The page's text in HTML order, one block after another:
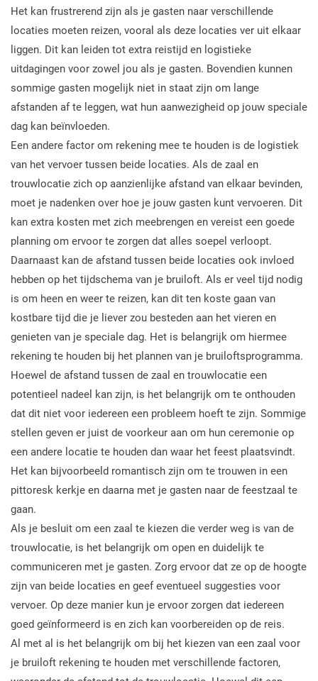
Het kan frustrerend zijn als je gasten naar verschillende
locaties moeten reizen, vooral als deze locaties ver uit elkaar
liggen. Dit kan leiden tot extra reistijd en logistieke
uitdagingen voor zowel jou als je gasten. Bovendien kunnen
sommige gasten mogelijk niet in staat zijn om lange
afstanden af te leggen, wat hun aanwezigheid op jouw speciale
dag kan beïnvloeden.
Een andere factor om rekening mee te houden is de logistiek
van het vervoer tussen beide locaties. Als de zaal en
trouwlocatie zich op aanzienlijke afstand van elkaar bevinden,
moet je nadenken over hoe je jouw gasten kunt vervoeren. Dit
kan extra kosten met zich meebrengen en vereist een goede
planning om ervoor te zorgen dat alles soepel verloopt.
Daarnaast kan de afstand tussen beide locaties ook invloed
hebben op het tijdschema van je bruiloft. Als er veel tijd nodig
is om heen en weer te reizen, kan dit ten koste gaan van
kostbare tijd die je liever zou besteden aan het vieren en
genieten van je speciale dag. Het is belangrijk om hiermee
rekening te houden bij het plannen van je bruiloftsprogramma.
Hoewel de afstand tussen de zaal en trouwlocatie een
potentieel nadeel kan zijn, is het belangrijk om te onthouden
dat dit niet voor iedereen een probleem hoeft te zijn. Sommige
stellen geven er juist de voorkeur aan om hun ceremonie op
een andere locatie te houden dan waar het feest plaatsvindt.
Het kan bijvoorbeeld romantisch zijn om te trouwen in een
pittoresk kerkje en daarna met je gasten naar de feestzaal te
gaan.
Als je besluit om een zaal te kiezen die verder weg is van de
trouwlocatie, is het belangrijk om open en duidelijk te
communiceren met je gasten. Zorg ervoor dat ze op de hoogte
zijn van beide locaties en geef eventueel suggesties voor
vervoer. Op deze manier kun je ervoor zorgen dat iedereen
goed geïnformeerd is en zich kan voorbereiden op de reis.
Al met al is het belangrijk om bij het kiezen van een zaal voor
je bruiloft rekening te houden met verschillende factoren,